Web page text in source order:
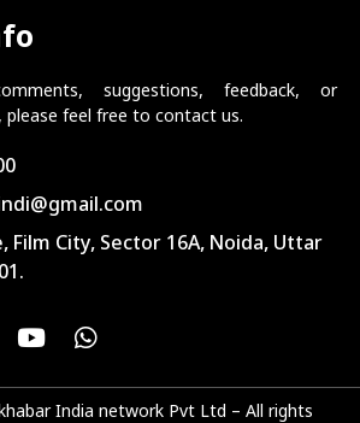
suggestions, feedback, or
please feel free to contact us.
Film City, Sector 16A, Noida, Uttar
India network Pvt Ltd – All rights